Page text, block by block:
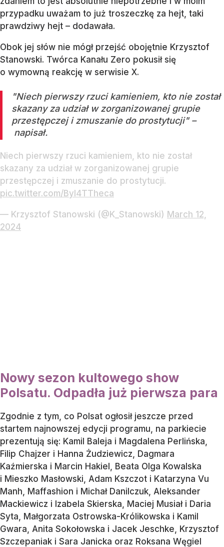
przypadku uważam to już troszeczkę za hejt, taki
prawdziwy hejt – dodawała.
Obok jej słów nie mógł przejść obojętnie Krzysztof
Stanowski. Twórca Kanału Zero pokusił się
o wymowną reakcję w serwisie X.
"Niech pierwszy rzuci kamieniem, kto nie został
skazany za udział w zorganizowanej grupie
przestępczej i zmuszanie do prostytucji" –
napisał.
Niech pierwszy rzuci kamieniem, kto nie został
skazany za udział w zorganizowanej grupie
przestępczej i zmuszanie do prostytucji.
pic.twitter.com/Byl4TTheca
— Krzysztof Stanowski (@K_Stanowski) March 12,
2024
Nowy sezon kultowego show
Polsatu. Odpadła już pierwsza para
Zgodnie z tym, co Polsat ogłosił jeszcze przed
startem najnowszej edycji programu, na parkiecie
prezentują się: Kamil Baleja i Magdalena Perlińska,
Filip Chajzer i Hanna Żudziewicz, Dagmara
Kaźmierska i Marcin Hakiel, Beata Olga Kowalska
i Mieszko Masłowski, Adam Kszczot i Katarzyna Vu
Manh, Maffashion i Michał Danilczuk, Aleksander
Mackiewicz i Izabela Skierska, Maciej Musiał i Daria
Syta, Małgorzata Ostrowska-Królikowska i Kamil
Gwara, Anita Sokołowska i Jacek Jeschke, Krzysztof
Szczepaniak i Sara Janicka oraz Roksana Węgiel